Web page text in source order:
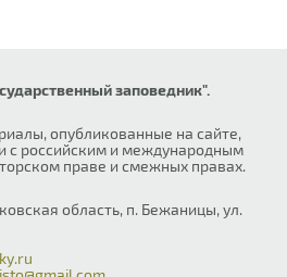
заповедник".
опубликованные на сайте,
с российским и международным
праве и смежных правах.
область, п. Бежаницы, ул.